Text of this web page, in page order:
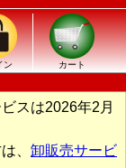
ン カート
スは2026年2月
、 卸販売サービ